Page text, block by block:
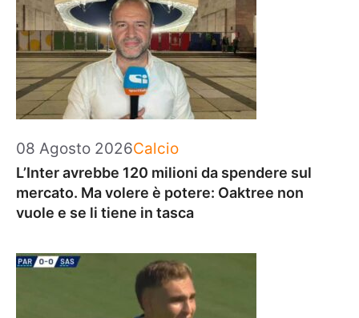
08 Agosto 2026Categorie
Calcio
L’Inter avrebbe 120 milioni da spendere sul
mercato. Ma volere è potere: Oaktree non
vuole e se li tiene in tasca